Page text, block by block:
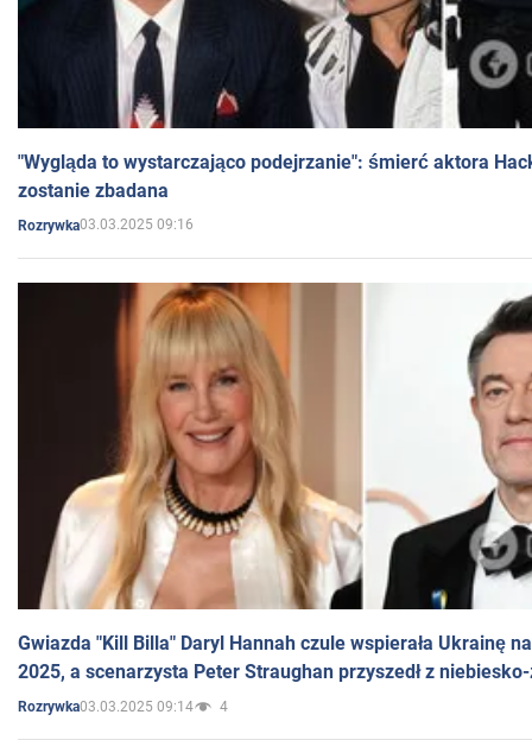
"Wygląda to wystarczająco podejrzanie": śmierć aktora
zostanie zbadana
Rozrywka03.03.2025 09:16
Gwiazda "Kill Billa" Daryl Hannah czule wspierała Ukrainę
2025, a scenarzysta Peter Straughan przyszedł z
Rozrywka03.03.2025 09:14 4